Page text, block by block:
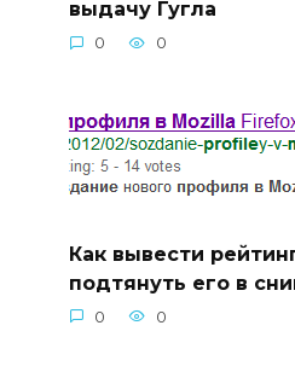
выдачу Гугла
0 0
Как вывести
подтянуть его в
0 0